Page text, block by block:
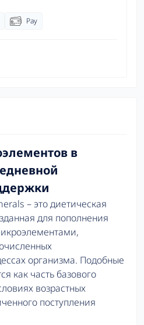
Pay
в
– это диетическая
для пополнения
организма. Подобные
как часть базового
возрастных
поступления